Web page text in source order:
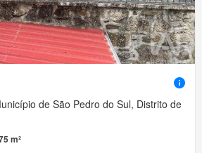
de São Pedro do Sul, Distrito de
m²